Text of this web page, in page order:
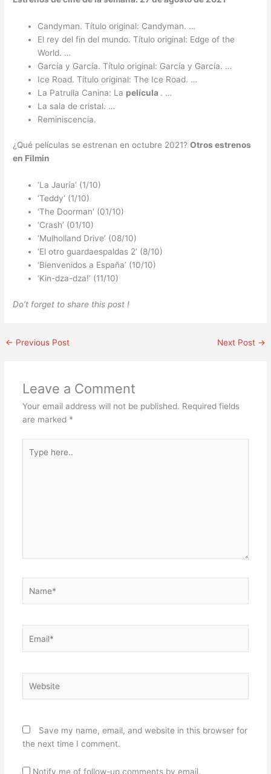
Candyman. Título original: Candyman. …
El rey del fin del mundo. Título original: Edge of the
World. …
García y García. Título original: García y García. …
Ice Road. Título original: The Ice Road. …
La Patrulla Canina: La película . …
La sala de cristal. …
Reminiscencia.
¿Qué películas se estrenan en octubre 2021?Otrosestrenos
en Filmin
‘La Jauría’ (1/10)
‘Teddy’ (1/10)
‘The Doorman’ (01/10)
‘Crash’ (01/10)
‘Mulholland Drive’ (08/10)
‘El otro guardaespaldas 2’ (8/10)
‘Bienvenidos a España’ (10/10)
‘Kin-dza-dza!’ (11/10)
Do’t forget to share this post !
← Previous Post Next Post →
Leave a Comment
Your email address will not be published. Required fields
are marked *
here..
Save my name, email, and website in this browser for
the next time I comment.
Notify me of follow-up comments by email.